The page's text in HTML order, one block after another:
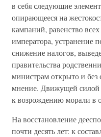
в себя следующие
опирающееся на
кампаний, равенство
императора, устранение
снижение налогов,
правительства
министрам открыто и без
мнение. Движущей силой
к возрождению морали в
На восстановление
почти десять лет: к